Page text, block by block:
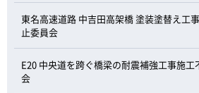
東名高速道路 中吉田高架橋 塗装塗替え工
止委員会
E20 中央道を跨ぐ橋梁の耐震補強工事施
会